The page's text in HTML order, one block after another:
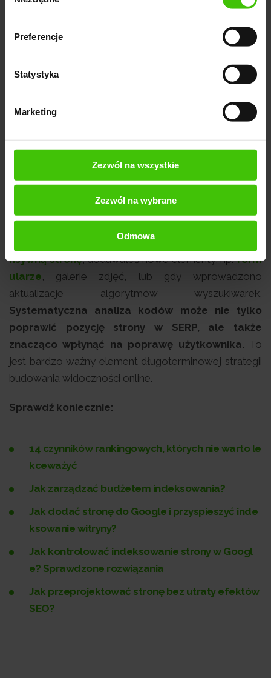
Preferencje
Statystyka
Marketing
Zezwól na wszystkie
Zezwól na wybrane
Odmowa
zwiększenie ruchu organicznego oraz zasięg Twojej
optymalizować
optymalizacja HTML jest stosunkowo niedrogim i
łatwym do wdrożenia rozwiązaniem, dzięki któremu
swoje pieniądze.
optymalizacji kodu HTML i CSS.
szczególnie jeśli dokonałeś większych zmian na
stronie, np. zmieniałeś design strony, wdrażałeś
nsywną stronę, dodawałeś nowe elementy, np.form
ularze, galerie zdjęć, lub gdy wprowadzono
aktualizacje algorytmów wyszukiwarek.
Systematyczna analiza kodów może nie tylko
poprawić pozycję strony w SERP, ale także
znacząco wpłynąć na poprawę użytkownika. To
jest bardzo ważny element długoterminowej strategii
budowania widoczności online.
Sprawdź koniecznie:
14 czynników rankingowych, których nie warto le
kceważyć
Jak zarządzać budżetem indeksowania?
Jak dodać stronę do Google i przyspieszyć inde
ksowanie witryny?
Jak kontrolować indeksowanie strony w Googl
e? Sprawdzone rozwiązania
Jak przeprojektować stronę bez utraty efektów
SEO?